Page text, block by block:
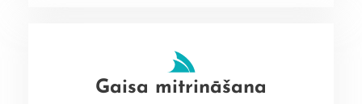
Gaisa mitrināšana